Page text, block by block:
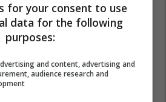
for your consent to use
data for the following
purposes:
and content, advertising and
audience research and